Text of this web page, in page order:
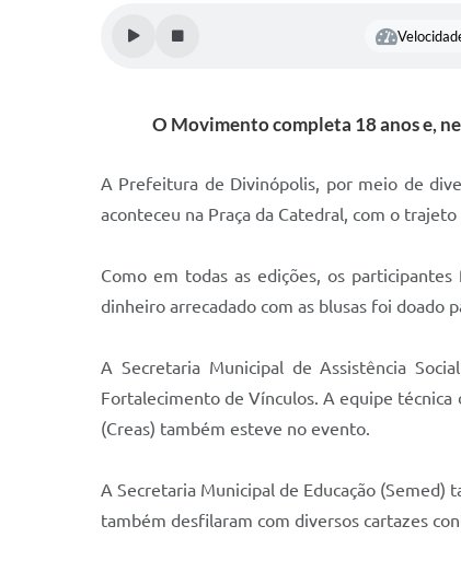
O Movimento completa 18 anos e,
A Prefeitura de Divinópolis, por meio de
aconteceu na Praça da Catedral, com o
Como em todas as edições, os
dinheiro arrecadado com as blusas foi doado
A Secretaria Municipal de Assistência
Fortalecimento de Vínculos. A equipe técnica
(Creas) também esteve no evento.
A Secretaria Municipal de Educação
também desfilaram com diversos cartazes